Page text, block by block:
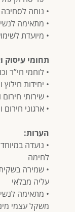
• נוחה
• מתאימה
• מיועדת
תחומי עיסוק
• לוחמי חי”ר
• יחידות
• שירותי
• ארגוני
הערות:
• נועדה
לחימה
• שמירה
עליה מבלאי
• מתאימה
משקל עצמי